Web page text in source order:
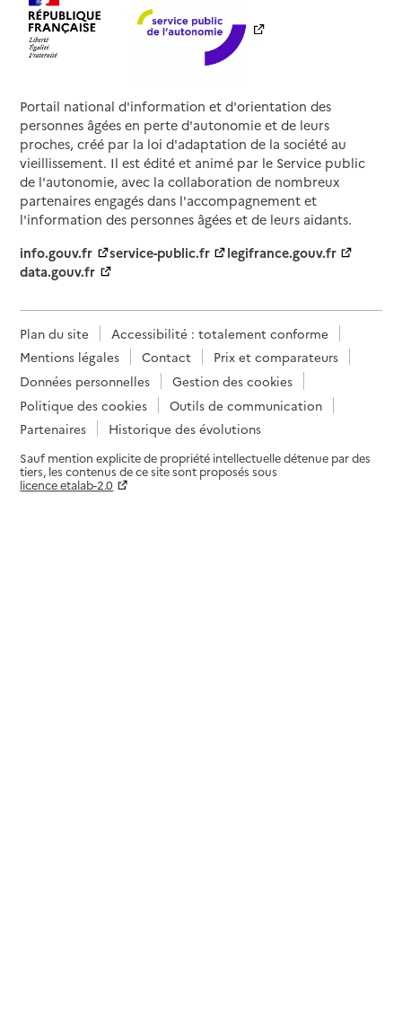
Portail national d'information et d'orientation des
personnes âgées en perte d'autonomie et de leurs
proches, créé par la loi d'adaptation de la société au
vieillissement. Il est édité et animé par le Service public
de l'autonomie, avec la collaboration de nombreux
partenaires engagés dans l'accompagnement et
l'information des personnes âgées et de leurs aidants.
info.gouv.fr
service-public.fr
legifrance.gouv.fr
data.gouv.fr
Plan du site
Accessibilité : totalement conforme
Mentions légales
Contact
Prix et comparateurs
Données personnelles
Gestion des cookies
Politique des cookies
Outils de communication
Partenaires
Historique des évolutions
Sauf mention explicite de propriété intellectuelle détenue par des
tiers, les contenus de ce site sont proposés sous
licence etalab-2.0